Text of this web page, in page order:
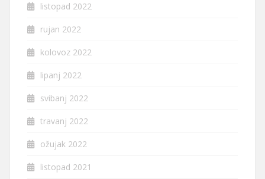
listopad 2022
rujan 2022
kolovoz 2022
lipanj 2022
svibanj 2022
travanj 2022
ožujak 2022
listopad 2021